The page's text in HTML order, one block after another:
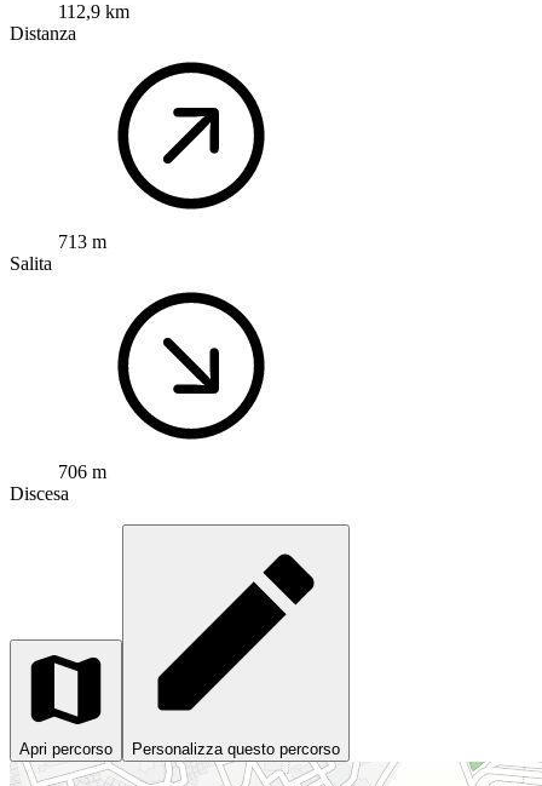
112,9 km
Distanza
713 m
Salita
706 m
Discesa
Apri percorso Personalizza questo percorso